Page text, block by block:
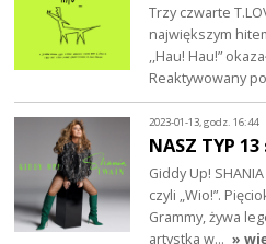
Trzy czwarte
największym
,,Hau! Hau!”
Reaktywowany
2023-01-13, godz. 16:44
NASZ TYP
Giddy Up!
czyli „Wio!”.
Grammy, żywa
artystka w… »